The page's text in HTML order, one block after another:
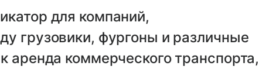
для компаний,
грузовики, фургоны и различные
аренда коммерческого транспорта,